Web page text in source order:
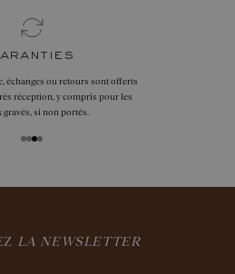
échanges ou retours sont offerts
réception, y compris pour les
si non portés.
LA NEWSLETTER